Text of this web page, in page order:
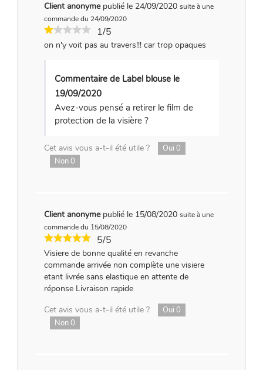
Client anonyme publié le 24/09/2020 suite à une
commande du 24/09/2020
1/5
on n'y voit pas au travers!!! car trop opaques
Commentaire de Label blouse le
19/09/2020
Avez-vous pensé a retirer le film de
protection de la visière ?
Cet avis vous a-t-il été utile ? Oui 0
Non0
Client anonyme publié le 15/08/2020 suite à une
commande du 15/08/2020
5/5
Visiere de bonne qualité en revanche
commande arrivée non complète une visiere
etant livrée sans elastique en attente de
réponse Livraison rapide
Cet avis vous a-t-il été utile ?
Oui 0
Non0